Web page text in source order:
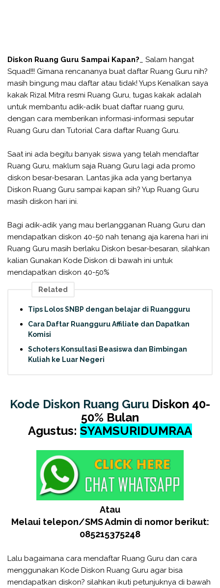
Diskon Ruang Guru Sampai Kapan? _ Salam hangat
Squad!!! Gimana rencananya buat daftar Ruang Guru nih?
masih bingung mau daftar atau tidak! Yups Kenalkan saya
kakak Rizal Mitra resmi Ruang Guru, tugas kakak adalah
untuk membantu adik-adik buat daftar ruang guru,
dengan cara memberikan informasi-informasi seputar
Ruang Guru dan Tutorial Cara daftar Ruang Guru.
Saat ini ada begitu banyak siswa yang telah mendaftar
Ruang Guru, maklum saja Ruang Guru lagi ada promo
diskon besar-besaran. Lantas jika ada yang bertanya
Diskon Ruang Guru sampai kapan sih? Yup Ruang Guru
masih diskon hari ini.
Bagi adik-adik yang mau berlangganan Ruang Guru dan
mendapatkan diskon 40-50 nah tenang aja karena hari ini
Ruang Guru masih berlaku Diskon besar-besaran, silahkan
kalian Gunakan Kode Diskon di bawah ini untuk
mendapatkan diskon 40-50%
Related
Tips Lolos SNBP dengan belajar di Ruangguru
Cara Daftar Ruangguru Affiliate dan Dapatkan
Komisi
Schoters Konsultasi Beasiswa dan Bimbingan
Kuliah ke Luar Negeri
Kode Diskon Ruang Guru Diskon 40-
50% Bulan
Agustus: SYAMSURIDUMRAA
Atau
Melaui telepon/SMS Admin di nomor berikut:
085215375248
Lalu bagaimana cara mendaftar Ruang Guru dan cara
menggunakan Kode Diskon Ruang Guru agar bisa
mendapatkan diskon? silahkan ikuti petunjuknya di bawah